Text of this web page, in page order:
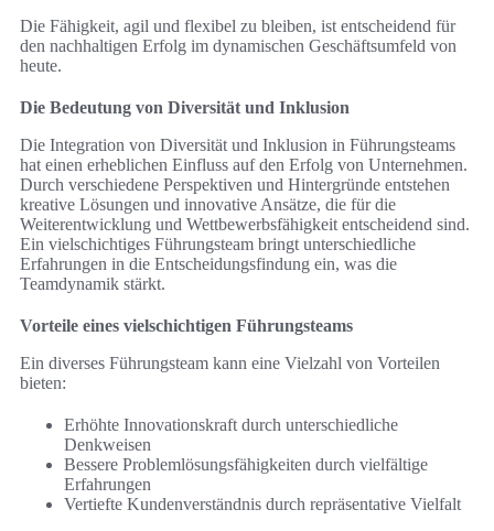
Die Fähigkeit, agil und flexibel zu bleiben, ist entscheidend für
den nachhaltigen Erfolg im dynamischen Geschäftsumfeld von
heute.
Die Bedeutung von Diversität und Inklusion
Die Integration von Diversität und Inklusion in Führungsteams
hat einen erheblichen Einfluss auf den Erfolg von Unternehmen.
Durch verschiedene Perspektiven und Hintergründe entstehen
kreative Lösungen und innovative Ansätze, die für die
Weiterentwicklung und Wettbewerbsfähigkeit entscheidend sind.
Ein vielschichtiges Führungsteam bringt unterschiedliche
Erfahrungen in die Entscheidungsfindung ein, was die
Teamdynamik stärkt.
Vorteile eines vielschichtigen Führungsteams
Ein diverses Führungsteam kann eine Vielzahl von Vorteilen
bieten:
Erhöhte Innovationskraft durch unterschiedliche
Denkweisen
Bessere Problemlösungsfähigkeiten durch vielfältige
Erfahrungen
Vertiefte Kundenverständnis durch repräsentative Vielfalt